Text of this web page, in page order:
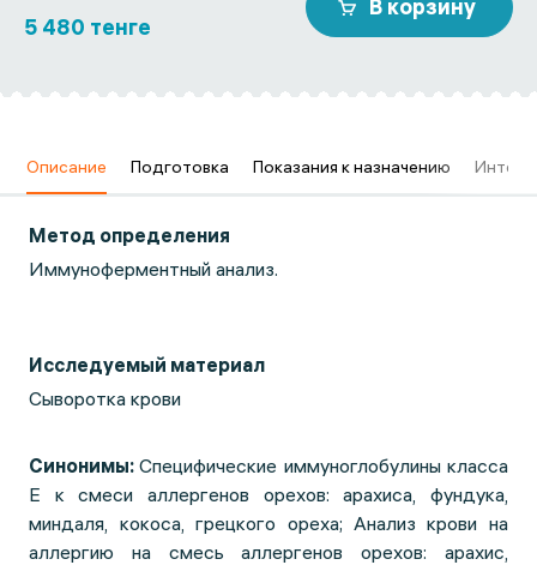
5 480 тенге
В корзину
Описание Подготовка Показания к назначению
Метод определения
Иммуноферментный анализ.
Исследуемый материал
Сыворотка крови
Синонимы:Специфические иммуноглобулины класса
Е к смеси аллергенов орехов: арахиса, фундука,
миндаля, кокоса, грецкого ореха; Анализ крови на
аллергию на cмесь аллергенов орехов: арахис,